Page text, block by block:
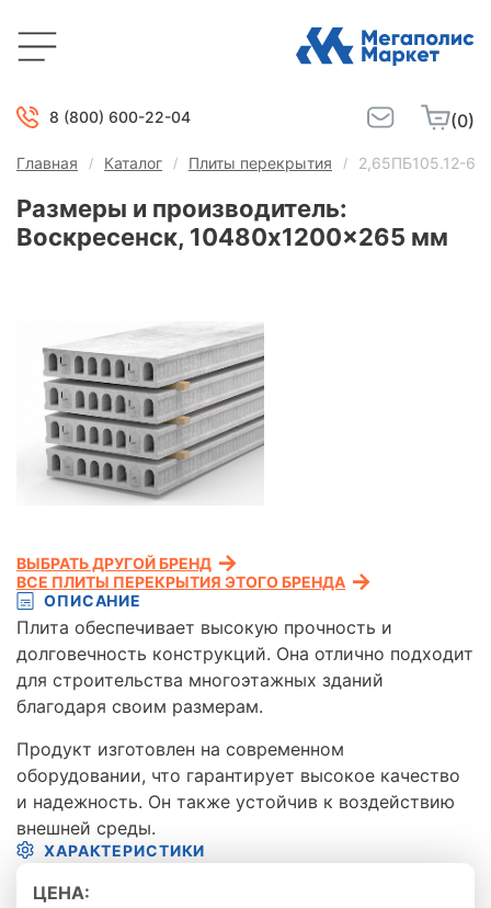
8 (800) 600-22-04 (0)
Главная Каталог Плиты перекрытия 2,65ПБ105.12-
Размеры и производитель:
Воскресенск, 10480x1200x265 мм
ОПИСАНИЕ
Плита обеспечивает высокую прочность и
долговечность конструкций. Она отлично подходит
для строительства многоэтажных зданий
благодаря своим размерам.
Продукт изготовлен на современном
оборудовании, что гарантирует высокое качество
и надежность. Он также устойчив к воздействию
внешней среды.
ХАРАКТЕРИСТИКИ
ВЫБРАТЬ ДРУГОЙ БРЕНД
ВСЕ ПЛИТЫ ПЕРЕКРЫТИЯ ЭТОГО БРЕНДА
ЦЕНА: